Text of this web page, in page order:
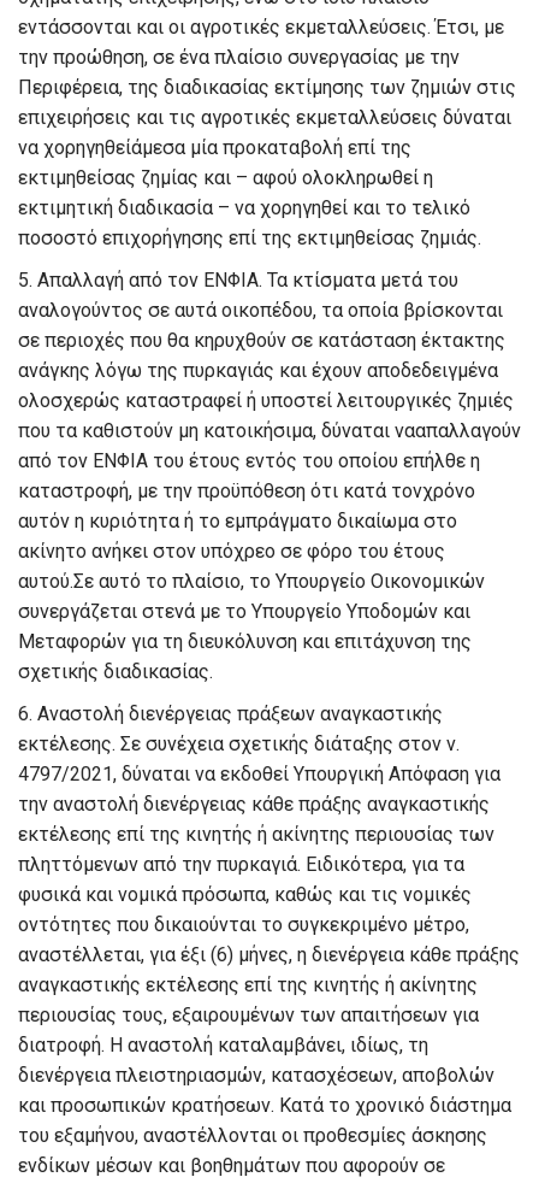
εντάσσονται και οι αγροτικές εκμεταλλεύσεις. Έτσι, με
την προώθηση, σε ένα πλαίσιο συνεργασίας με την
Περιφέρεια, της διαδικασίας εκτίμησης των ζημιών στις
επιχειρήσεις και τις αγροτικές εκμεταλλεύσεις δύναται
να χορηγηθείάμεσα μία προκαταβολή επί της
εκτιμηθείσας ζημίας και – αφού ολοκληρωθεί η
εκτιμητική διαδικασία – να χορηγηθεί και το τελικό
ποσοστό επιχορήγησης επί της εκτιμηθείσας ζημιάς.
5. Απαλλαγή από τον ΕΝΦΙΑ. Τα κτίσματα μετά του
αναλογούντος σε αυτά οικοπέδου, τα οποία βρίσκονται
σε περιοχές που θα κηρυχθούν σε κατάσταση έκτακτης
ανάγκης λόγω της πυρκαγιάς και έχουν αποδεδειγμένα
ολοσχερώς καταστραφεί ή υποστεί λειτουργικές ζημιές
που τα καθιστούν μη κατοικήσιμα, δύναται νααπαλλαγούν
από τον ΕΝΦΙΑ του έτους εντός του οποίου επήλθε η
καταστροφή, με την προϋπόθεση ότι κατά τονχρόνο
αυτόν η κυριότητα ή το εμπράγματο δικαίωμα στο
ακίνητο ανήκει στον υπόχρεο σε φόρο του έτους
αυτού.Σε αυτό το πλαίσιο, το Υπουργείο Οικονομικών
συνεργάζεται στενά με το Υπουργείο Υποδομών και
Μεταφορών για τη διευκόλυνση και επιτάχυνση της
σχετικής διαδικασίας.
6. Αναστολή διενέργειας πράξεων αναγκαστικής
εκτέλεσης. Σε συνέχεια σχετικής διάταξης στον ν.
4797/2021, δύναται να εκδοθεί Υπουργική Απόφαση για
την αναστολή διενέργειας κάθε πράξης αναγκαστικής
εκτέλεσης επί της κινητής ή ακίνητης περιουσίας των
πληττόμενων από την πυρκαγιά. Ειδικότερα, για τα
φυσικά και νομικά πρόσωπα, καθώς και τις νομικές
οντότητες που δικαιούνται το συγκεκριμένο μέτρο,
αναστέλλεται, για έξι (6) μήνες, η διενέργεια κάθε πράξης
αναγκαστικής εκτέλεσης επί της κινητής ή ακίνητης
περιουσίας τους, εξαιρουμένων των απαιτήσεων για
διατροφή. Η αναστολή καταλαμβάνει, ιδίως, τη
διενέργεια πλειστηριασμών, κατασχέσεων, αποβολών
και προσωπικών κρατήσεων. Κατά το χρονικό διάστημα
του εξαμήνου, αναστέλλονται οι προθεσμίες άσκησης
ενδίκων μέσων και βοηθημάτων που αφορούν σε